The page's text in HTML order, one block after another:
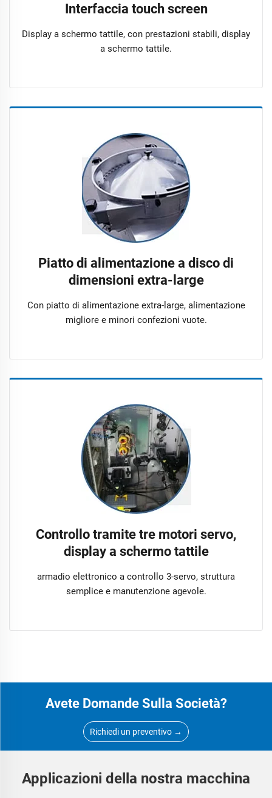
Interfaccia touch screen
Display a schermo tattile, con prestazioni stabili, display
a schermo tattile.
Piatto di alimentazione a disco di
dimensioni extra-large
Con piatto di alimentazione extra-large, alimentazione
migliore e minori confezioni vuote.
Controllo tramite tre motori servo,
display a schermo tattile
armadio elettronico a controllo 3-servo, struttura
semplice e manutenzione agevole.
Avete Domande Sulla Società?
Richiedi un preventivo →
Applicazioni della nostra macchina